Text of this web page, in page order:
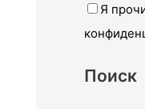
Я
Поиск